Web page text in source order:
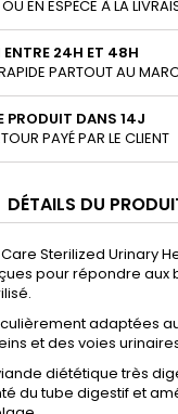
EN ESPÈCE À LA
ENTRE 24H ET 48H
PARTOUT AU
PRODUIT DANS 14J
PAYÉ PAR LE CLIENT
DÉTAILS DU
Sterilized Urinary
pour répondre aux
adaptées
et des voies
diététique très
du tube digestif et